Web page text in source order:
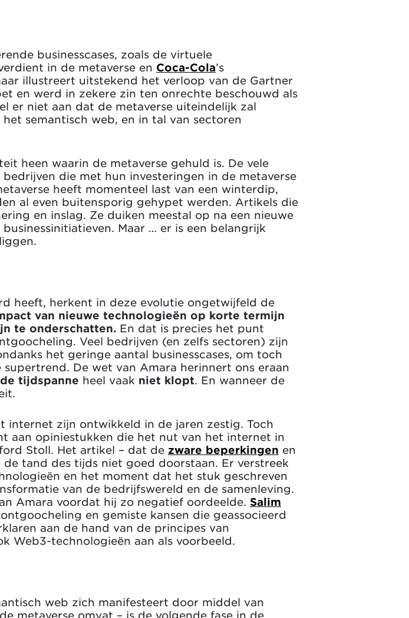
businesscases, zoals de virtuele
in de metaverse en Coca-Cola’s
illustreert uitstekend het verloop van de Gartner
en werd in zekere zin ten onrechte beschouwd als
er niet aan dat de metaverse uiteindelijk zal
semantisch web, en in tal van sectoren
heen waarin de metaverse gehuld is. De vele
die met hun investeringen in de metaverse
heeft momenteel last van een winterdip,
al even buitensporig gehypet werden. Artikels die
en inslag. Ze duiken meestal op na een nieuwe
Maar … er is een belangrijk
heeft, herkent in deze evolutie ongetwijfeld de
van nieuwe technologieën op korte termijn
te onderschatten. En dat is precies het punt
Veel bedrijven (en zelfs sectoren) zijn
het geringe aantal businesscases, om toch
De wet van Amara herinnert ons eraan
de tijdspanne heel vaak niet klopt. En wanneer de
internet zijn ontwikkeld in de jaren zestig. Toch
aan opiniestukken die het nut van het internet in
Stoll. Het artikel – dat de zware beperkingen en
tand des tijds niet goed doorstaan. Er verstreek
en het moment dat het stuk geschreven
van de bedrijfswereld en de samenleving.
Amara voordat hij zo negatief oordeelde. Salim
en gemiste kansen die geassocieerd
aan de hand van de principes van
Web3-technologieën aan als voorbeeld.
web zich manifesteert door middel van
metaverse omvat – is de volgende fase in de